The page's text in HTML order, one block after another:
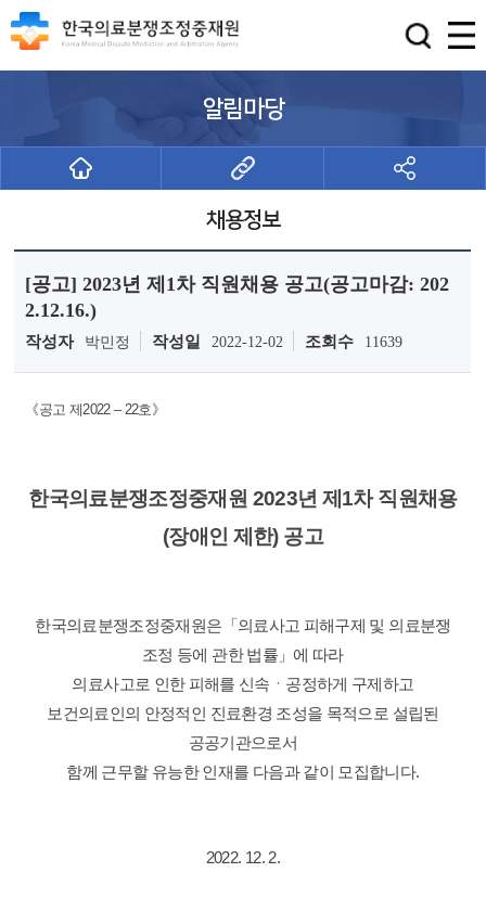
알림마당
채용정보
[공고] 2023년 제1차 직원채용 공고(공고마감: 202
2.12.16.)
작성자 박민정 작성일 2022-12-02 조회수 11639
《공고 제2022 – 22호》
한국의료분쟁조정중재원 2023년 제1차직원채용
(장애인 제한) 공고
한국의료분쟁조정중재원은「의료사고 피해구제 및 의료분쟁
조정 등에 관한 법률」에 따라
의료사고로 인한 피해를 신속ㆍ공정하게 구제하고
보건의료인의 안정적인 진료환경 조성을 목적으로 설립된
공공기관으로서
함께 근무할 유능한 인재를 다음과 같이 모집합니다.
2022. 12. 2.